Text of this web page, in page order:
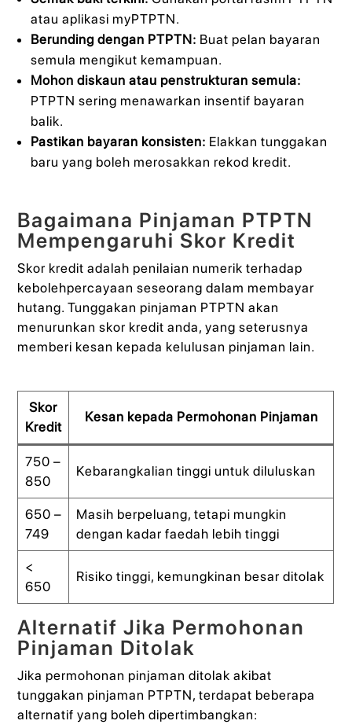
atau aplikasi myPTPTN.
Berunding dengan PTPTN: Buat pelan bayaran
semula mengikut kemampuan.
Mohon diskaun atau penstrukturan semula:
PTPTN sering menawarkan insentif bayaran
balik.
Pastikan bayaran konsisten: Elakkan tunggakan
baru yang boleh merosakkan rekod kredit.
Bagaimana Pinjaman PTPTN
Mempengaruhi Skor Kredit
Skor kredit adalah penilaian numerik terhadap
kebolehpercayaan seseorang dalam membayar
hutang. Tunggakan pinjaman PTPTN akan
menurunkan skor kredit anda, yang seterusnya
memberi kesan kepada kelulusan pinjaman lain.
Skor
Kredit
Kesan kepada Permohonan Pinjaman
750 –
850
Kebarangkalian tinggi untuk diluluskan
650 –
749
Masih berpeluang, tetapi mungkin
dengan kadar faedah lebih tinggi
<
650
Risiko tinggi, kemungkinan besar ditolak
Alternatif Jika Permohonan
Pinjaman Ditolak
Jika permohonan pinjaman ditolak akibat
tunggakan pinjaman PTPTN, terdapat beberapa
alternatif yang boleh dipertimbangkan: